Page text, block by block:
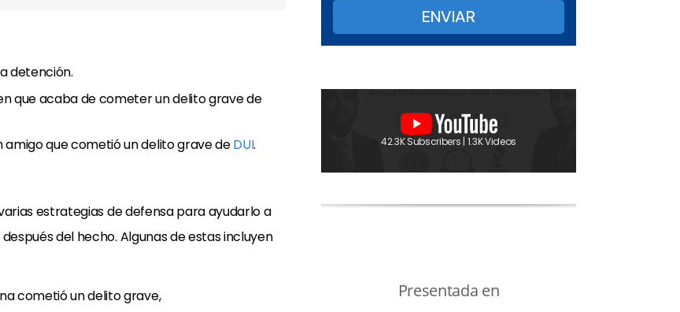
detención.
que acaba de cometer un delito grave de
que cometió un delito grave deDUI.
estrategias de defensa para ayudarlo a
del hecho. Algunas de estas incluyen
cometió un delito grave,
42.3K Subscribers | 1.3K Videos
Presentada en